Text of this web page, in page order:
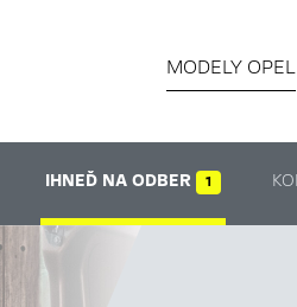
MODELY OPEL
IHNEĎ NA ODBER 1